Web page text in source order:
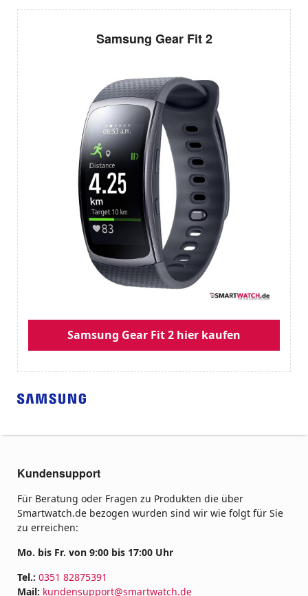
Samsung Gear Fit 2
Samsung Gear Fit 2 hier kaufen
Kundensupport
Für Beratung oder Fragen zu Produkten die über
Smartwatch.de bezogen wurden sind wir wie folgt für Sie
zu erreichen:
Mo. bis Fr. von 9:00 bis 17:00 Uhr
Tel.: 0351 82875391
Mail: kundensupport@smartwatch.de